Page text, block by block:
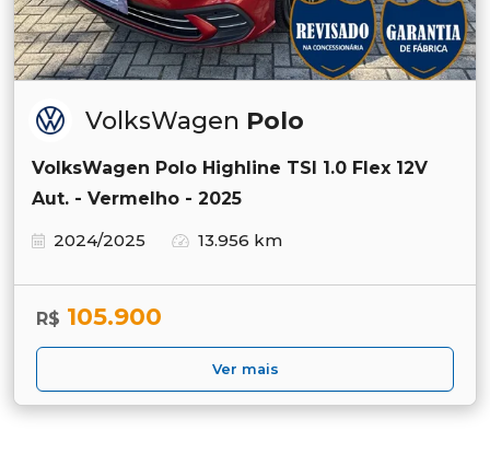
VolksWagen Polo
VolksWagen Polo Highline TSI 1.0 Flex 12V
Aut. - Vermelho - 2025
2024/2025
13.956 km
R$ 105.900
Ver mais